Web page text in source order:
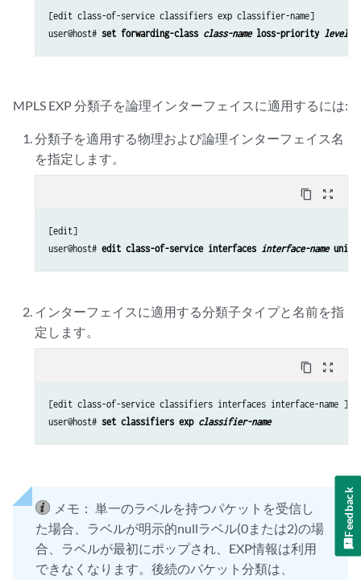
[edit class-of-service classifiers exp classifier-name]
user@host# set forwarding-class class-name loss-priority level
MPLS EXP 分類子を論理インターフェイスに適用するには:
分類子を適用する物理および論理インターフェイス名
を指定します。
content_copy zoom_out_map
[edit]
user@host# edit class-of-service interfaces interface-name unit
インターフェイスに適用する分類子タイプと名前を指
定します。
content_copy zoom_out_map
[edit class-of-service classifiers interfaces interface-name ]
user@host# set classifiers exp classifier-name
メモ： 単一のラベルを持つパケットを受信し
た場合、ラベルが明示的nullラベル(0または2)の場
合、ラベルが最初にポップされ、EXP情報は利用
できなくなります。後続のパケット分類は、
Feedback